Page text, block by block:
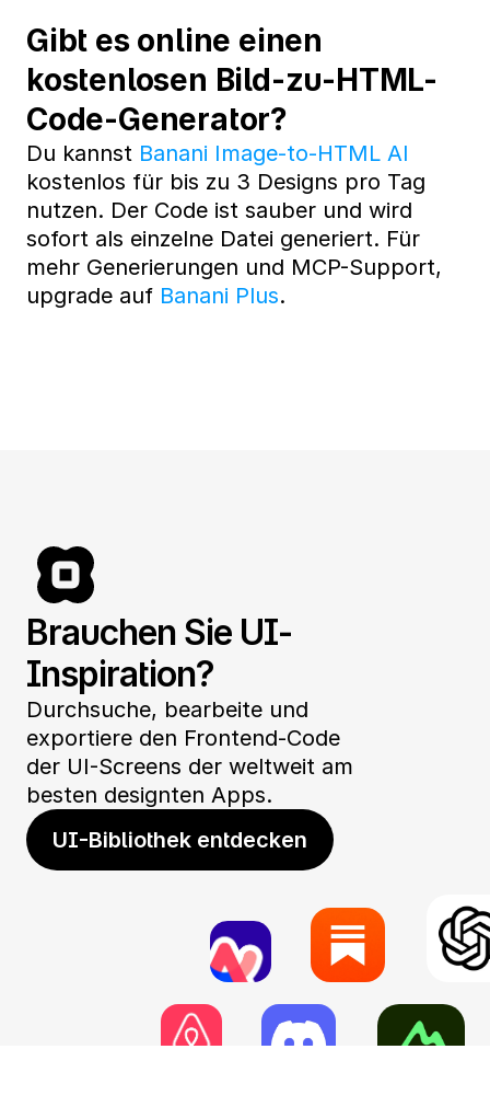
Gibt es online einen
kostenlosen Bild-zu-HTML-
Code-Generator?
Du kannst Banani Image-to-HTML AI
kostenlos für bis zu 3 Designs pro Tag
nutzen. Der Code ist sauber und wird
sofort als einzelne Datei generiert. Für
mehr Generierungen und MCP-Support,
upgrade auf Banani Plus.
Brauchen Sie UI-
Inspiration?
Durchsuche, bearbeite und
exportiere den Frontend-Code
der UI-Screens der weltweit am
besten designten Apps.
UI-Bibliothek entdecken